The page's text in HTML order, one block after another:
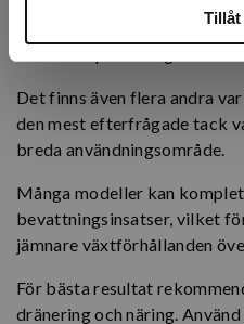
Tillåt
design. OAS-krukor kan
Det finns även flera andra
den mest efterfrågade tack
breda användningsområde.
Många modeller kan
bevattningsinsatser, vilket
jämnare växtförhållanden
För bästa resultat
dränering och näring. Använd